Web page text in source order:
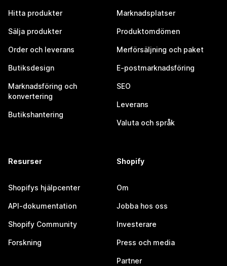
Hitta produkter
Sälja produkter
Order och leverans
Butiksdesign
Marknadsföring och
konvertering
Butikshantering
Marknadsplatser
Produktomdömen
Merförsäljning och paket
E-postmarknadsföring
SEO
Leverans
Valuta och språk
Resurser
Shopifys hjälpcenter
API-dokumentation
Shopify Community
Forskning
Shopify
Om
Jobba hos oss
Investerare
Press och media
Partner